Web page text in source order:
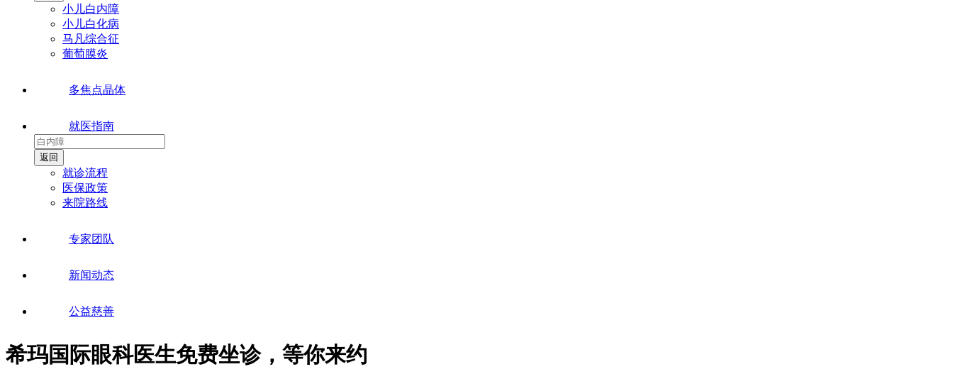
小儿白内障
小儿白化病
马凡综合征
葡萄膜炎
多焦点晶体
就医指南
就诊流程
医保政策
来院路线
专家团队
新闻动态
公益慈善
希玛国际眼科医生免费坐诊，等你来约